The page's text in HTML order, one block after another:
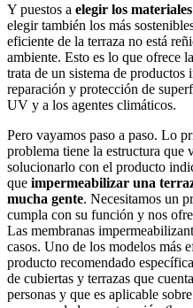
Y puestos a elegir los
elegir también los más
eficiente de la terraza no está
ambiente. Esto es lo que ofrece
trata de un sistema de productos
reparación y protección de
UV y a los agentes climáticos.
Pero vayamos paso a paso. Lo
problema tiene la estructura que
solucionarlo con el producto
que impermeabilizar una
mucha gente. Necesitamos un
cumpla con su función y nos
Las membranas
casos. Uno de los modelos más
producto recomendado
de cubiertas y terrazas que
personas y que es aplicable